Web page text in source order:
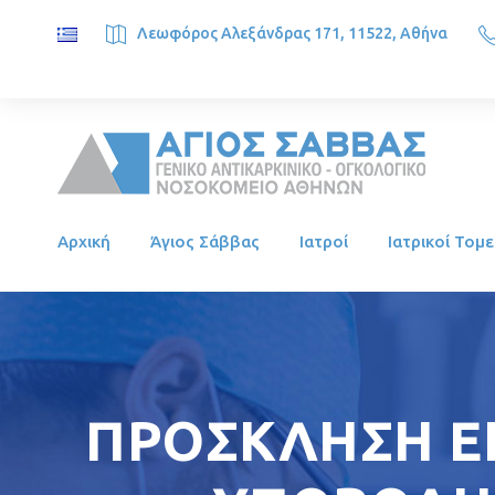
Λεωφόρος Αλεξάνδρας 171, 11522, Αθήνα
Αρχική Άγιος Σάββας Ιατροί Ιατρικοί
ΠΡΟΣΚΛΗΣΗ